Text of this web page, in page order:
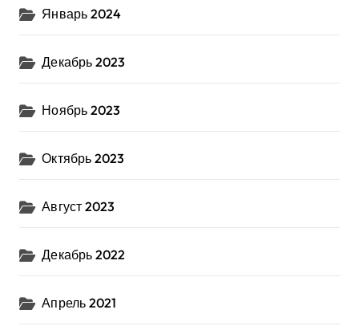
Январь 2024
Декабрь 2023
Ноябрь 2023
Октябрь 2023
Август 2023
Декабрь 2022
Апрель 2021